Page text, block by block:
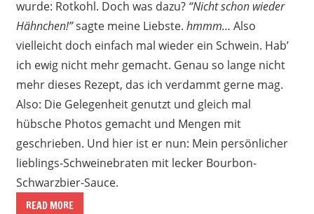
wurde: Rotkohl. Doch was dazu? “Nicht schon wieder
Hähnchen!”sagte meine Liebste. hmmm… Also
vielleicht doch einfach mal wieder ein Schwein. Hab’
ich ewig nicht mehr gemacht. Genau so lange nicht
mehr dieses Rezept, das ich verdammt gerne mag.
Also: Die Gelegenheit genutzt und gleich mal
hübsche Photos gemacht und Mengen mit
geschrieben. Und hier ist er nun: Mein persönlicher
lieblings-Schweinebraten mit lecker Bourbon-
Schwarzbier-Sauce.
READ MORE